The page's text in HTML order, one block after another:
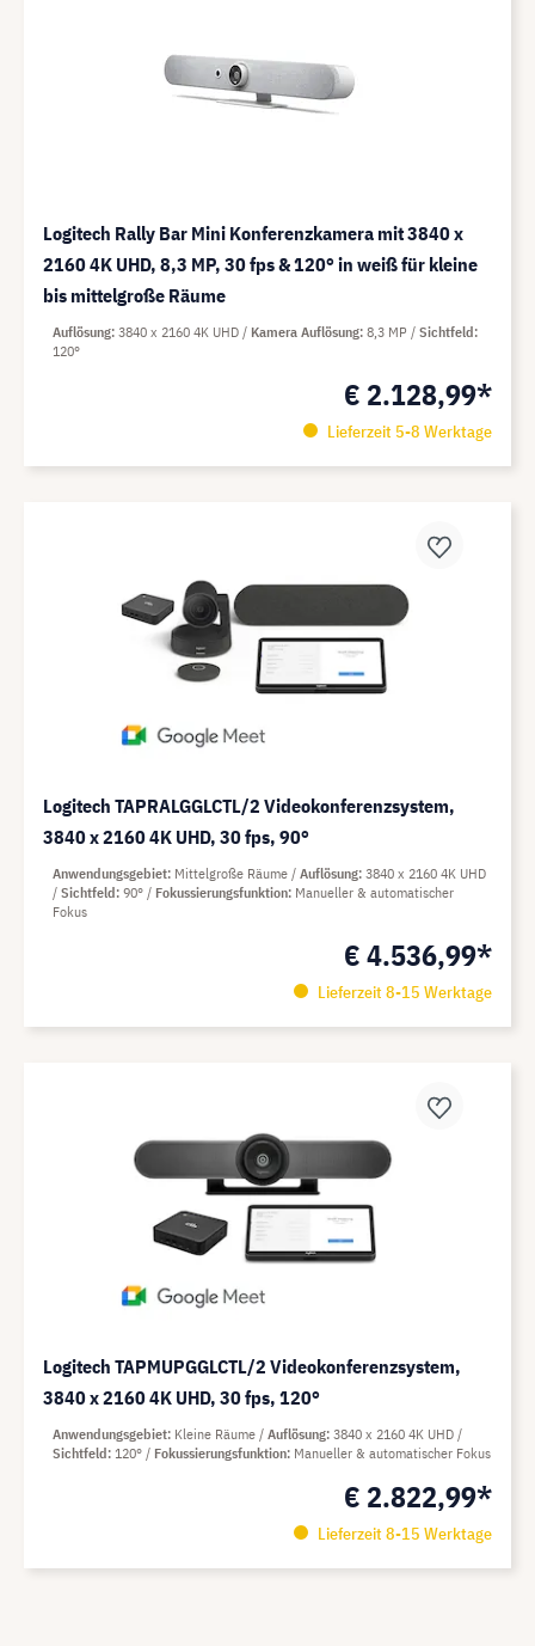
Logitech Rally Bar Mini Konferenzkamera mit 3840 x
2160 4K UHD, 8,3 MP, 30 fps & 120° in weiß für kleine
bis mittelgroße Räume
€ 2.128,99*
Lieferzeit 5-8 Werktage
Auflösung 3840 x 2160 4K UHD Kamera Auflösung 8,3 MP
Sichtfeld
120°
Logitech TAPRALGGLCTL/2 Videokonferenzsystem,
3840 x 2160 4K UHD, 30 fps, 90°
€ 4.536,99*
Lieferzeit 8-15 Werktage
Anwendungsgebiet Mittelgroße Räume Auflösung 3840 x 2160 4K UHD
Sichtfeld 90° Fokussierungsfunktion Manueller & automatischer
Fokus
Logitech TAPMUPGGLCTL/2 Videokonferenzsystem,
3840 x 2160 4K UHD, 30 fps, 120°
€ 2.822,99*
Lieferzeit 8-15 Werktage
Anwendungsgebiet Kleine Räume Auflösung 3840 x 2160 4K UHD
Sichtfeld 120° Fokussierungsfunktion Manueller & automatischer Fokus